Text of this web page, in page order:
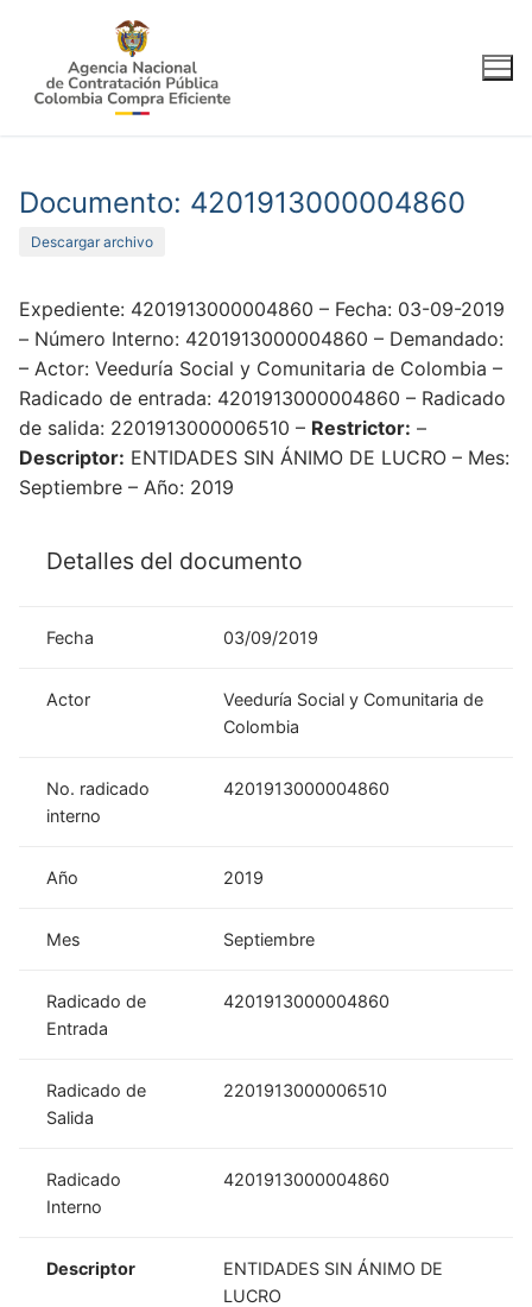
contenido
Documento: 4201913000004860
Descargar archivo
Expediente: 4201913000004860 – Fecha: 03-09-2019
– Número Interno: 4201913000004860 – Demandado:
– Actor: Veeduría Social y Comunitaria de Colombia –
Radicado de entrada: 4201913000004860 – Radicado
de salida: 2201913000006510 – Restrictor: –
Descriptor: ENTIDADES SIN ÁNIMO DE LUCRO – Mes:
Septiembre – Año: 2019
Detalles del documento
Fecha 03/09/2019
Actor
Veeduría Social y Comunitaria de
Colombia
No. radicado
interno
4201913000004860
Año 2019
Mes Septiembre
Radicado de
Entrada
4201913000004860
Radicado de
Salida
2201913000006510
Radicado
Interno
4201913000004860
Descriptor
ENTIDADES SIN ÁNIMO DE
LUCRO